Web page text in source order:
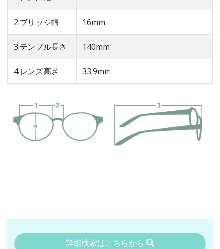
2.ブリッジ幅 16mm
3.テンプル長さ 140mm
4.レンズ高さ 33.9mm
詳細検索はこちらから